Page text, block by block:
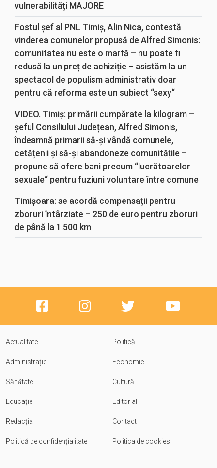
vulnerabilități MAJORE
Fostul șef al PNL Timiș, Alin Nica, contestă
vinderea comunelor propusă de Alfred Simonis:
comunitatea nu este o marfă – nu poate fi
redusă la un preț de achiziție – asistăm la un
spectacol de populism administrativ doar
pentru că reforma este un subiect “sexy“
VIDEO. Timiș: primării cumpărate la kilogram –
șeful Consiliului Județean, Alfred Simonis,
îndeamnă primarii să-și vândă comunele,
cetățenii și să-și abandoneze comunitățile –
propune să ofere bani precum “lucrătoarelor
sexuale“ pentru fuziuni voluntare între comune
Timișoara: se acordă compensații pentru
zboruri întârziate – 250 de euro pentru zboruri
de până la 1.500 km
Actualitate Politică
Administrație Economie
Sănătate Cultură
Educație Editorial
Redacția Contact
Politică de confidențialitate Politica de cookies